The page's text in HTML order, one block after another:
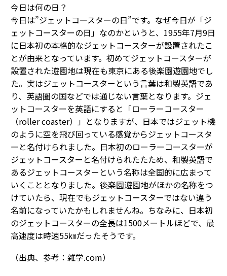
今日は何の日？
今日は”ジェットコースターの日”です。なぜ今日が「ジ
ェットコースターの日」なのかというと、1955年7月9日
に日本初の本格的なジェットコースターが設置されたこ
とが由来となっています。初めてジェットコースターが
設置された遊園地は現在も東京にある後楽園遊園地でし
た。実はジェットコースターという言葉は和製英語であ
り、英語圏の国などでは通じない言葉となります。ジェ
ットコースターを英語にすると「ローラーコースター
（roller coaster）」となりますが、日本ではジェット機
のように空を飛び回っている感覚からジェットコースタ
ーと名付けられました。日本初のローラーコースターが
ジェットコースターと名付けられたたため、和製英語で
あるジェットコースターという名称は全国的に広まって
いくこととなりました。後楽園遊園地がほかの名称をつ
けていたら、現在でもジェットコースターではない違う
名前になっていたかもしれませんね。ちなみに、日本初
のジェットコースターの全長は1500メートルほどで、最
高速度は時速55㎞だったそうです。
（出典、参考：雑学.com）